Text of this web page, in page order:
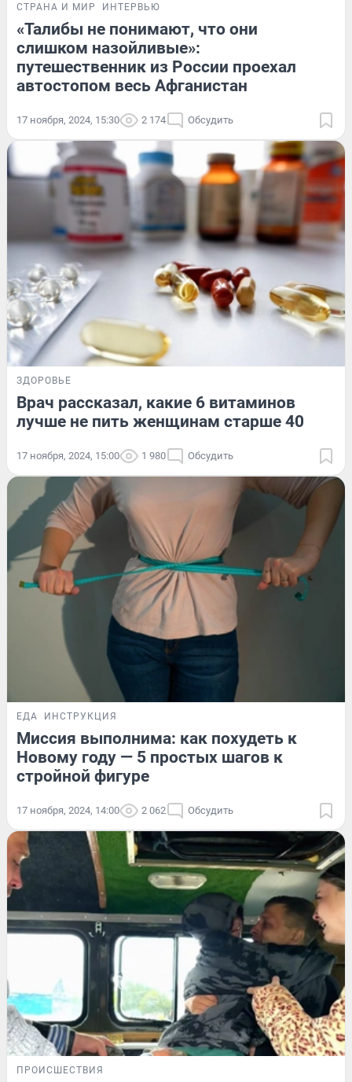
СТРАНА И МИР ИНТЕРВЬЮ
«Талибы не понимают, что они
слишком назойливые»:
путешественник из России проехал
автостопом весь Афганистан
17 ноября, 2024, 15:30 2 174 Обсудить
ЗДОРОВЬЕ
Врач рассказал, какие 6 витаминов
лучше не пить женщинам старше 40
17 ноября, 2024, 15:00 1 980 Обсудить
ЕДА ИНСТРУКЦИЯ
Миссия выполнима: как похудеть к
Новому году — 5 простых шагов к
стройной фигуре
17 ноября, 2024, 14:00 2 062 Обсудить
ПРОИСШЕСТВИЯ